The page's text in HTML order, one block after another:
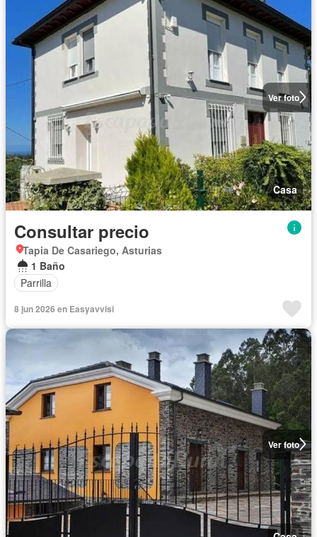
Ver foto
Casa
Consultar precio
Tapia De Casariego, Asturias
1 Baño
Parrilla
8 jun 2026 en Easyavvisi
Ver foto